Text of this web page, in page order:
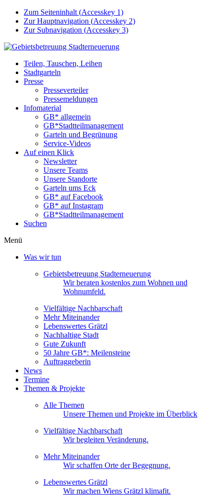
Zum Seiteninhalt (Accesskey 1)
Zur Hauptnavigation (Accesskey 2)
Zur Subnavigation (Accesskey 3)
Teilen, Tauschen, Leihen
Stadtgarteln
Presse
Presseverteiler
Pressemeldungen
Infomaterial
GB* allgemein
GB*Stadtteilmanagement
Garteln und Begrünung
Service-Videos
Auf einen Klick
Newsletter
Unsere Teams
Unsere Standorte
Garteln ums Eck
GB* auf Facebook
GB* auf Instagram
GB*Stadtteilmanagement
Suchen
Menü
Was wir tun
Gebietsbetreuung Stadterneuerung
Wir beraten kostenlos zum Wohnen und
Wohnumfeld.
Vielfältige Nachbarschaft
Mehr Miteinander
Lebenswertes Grätzl
Nachhaltige Stadt
Gute Zukunft
50 Jahre GB*: Meilensteine
Auftraggeberin
News
Termine
Themen & Projekte
Alle Themen
Unsere Themen und Projekte im Überblick
Vielfältige Nachbarschaft
Wir begleiten Veränderung.
Mehr Miteinander
Wir schaffen Orte der Begegnung.
Lebenswertes Grätzl
Wir machen Wiens Grätzl klimafit.